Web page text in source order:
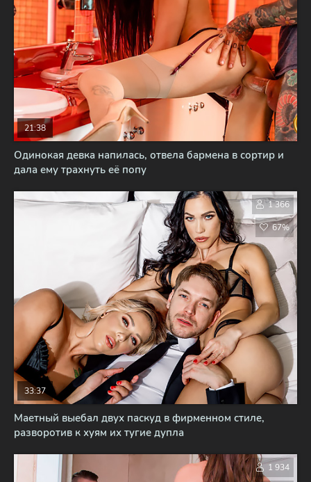
Одинокая девка напилась, отвела бармена в сортир и
дала ему трахнуть её попу
21:38
Маетный выебал двух паскуд в фирменном стиле,
разворотив к хуям их тугие дупла
33:37
1 366
67%
1 934